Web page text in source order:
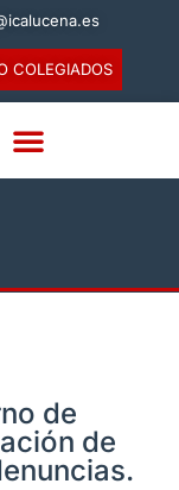
COLEGIADOS
de
de